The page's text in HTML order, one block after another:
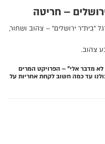
– חריטה
"בית"ר ירושלים" – צהוב ושחור,
צהוב.
מדבר אלי" – הפרויקט המרים
עד כמה חשוב לקחת אחריות על